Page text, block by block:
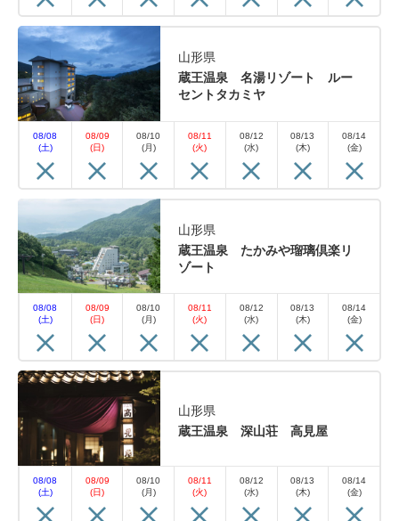
山形県
蔵王温泉 名湯リゾート ルー
セントタカミヤ
08/08
(土)
08/09
(日)
08/10
(月)
08/11
(火)
08/12
(水)
08/13
(木)
08/14
(金)
山形県
蔵王温泉 たかみや瑠璃倶楽リ
ゾート
08/08
(土)
08/09
(日)
08/10
(月)
08/11
(火)
08/12
(水)
08/13
(木)
08/14
(金)
山形県
蔵王温泉 深山荘 高見屋
08/08
(土)
08/09
(日)
08/10
(月)
08/11
(火)
08/12
(水)
08/13
(木)
08/14
(金)